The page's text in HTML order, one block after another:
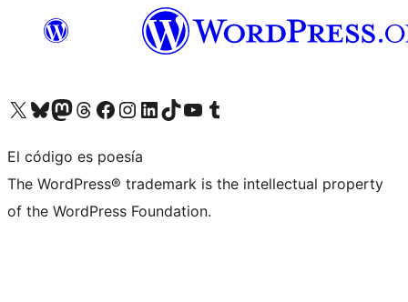
Visita nuestra cuenta de X (anteriormente Twitter)
Visita nuestra cuenta de Bluesky
Visita nuestra cuenta de Mastodon
Visita nuestra cuenta de Threads
Visita nuestra página de Facebook
Visita nuestra cuenta de Instagram
Visita nuestra cuenta de LinkedIn
Visita nuestra cuenta de TikTok
Visita nuestro canal de YouTube
Visita nuestra cuenta de Tumblr
El código es poesía
The WordPress® trademark is the intellectual property
of the WordPress Foundation.